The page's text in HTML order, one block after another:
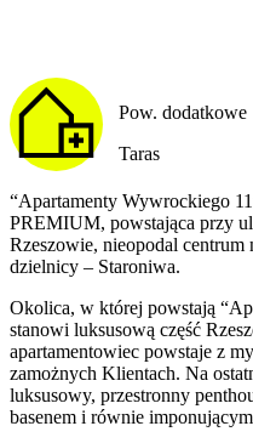
Pow. dodatkowe
Taras
“Apartamenty Wywrockiego
PREMIUM, powstająca przy
Rzeszowie, nieopodal centrum
dzielnicy – Staroniwa.
Okolica, w której powstają
stanowi luksusową część
apartamentowiec powstaje z
zamożnych Klientach. Na
luksusowy, przestronny
basenem i równie